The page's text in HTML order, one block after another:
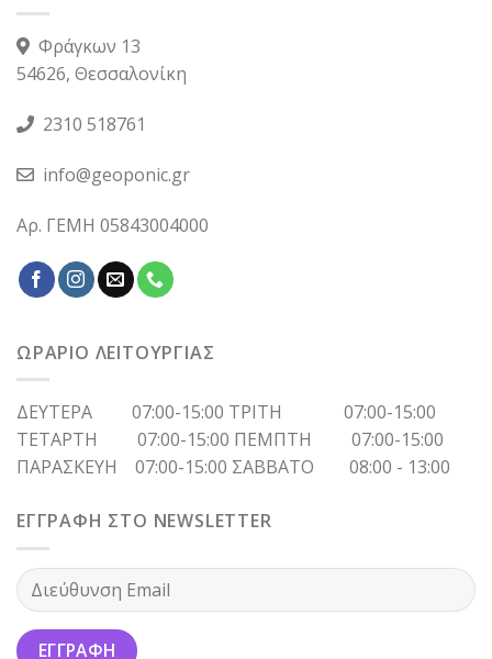
Φράγκων 13
54626, Θεσσαλονίκη
2310 518761
info@geoponic.gr
Αρ. ΓΕΜΗ 05843004000
ΩΡΑΡΙΟ ΛΕΙΤΟΥΡΓΙΑΣ
ΔΕΥΤΕΡΑ 07:00-15:00 ΤΡΙΤΗ 07:00-15:00
ΤΕΤΑΡΤΗ 07:00-15:00 ΠΕΜΠΤΗ 07:00-15:00
ΠΑΡΑΣΚΕΥΗ 07:00-15:00 ΣΑΒΒΑΤΟ 08:00 - 13:00
ΕΓΓΡΑΦΗ ΣΤΟ NEWSLETTER